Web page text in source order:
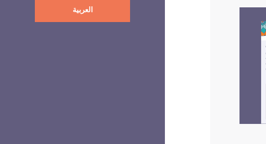
العربية